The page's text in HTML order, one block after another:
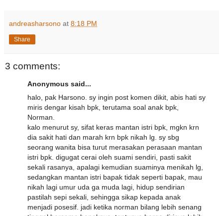
andreasharsono at 8:18 PM
Share
3 comments:
Anonymous said...
halo, pak Harsono. sy ingin post komen dikit, abis hati sy
miris dengar kisah bpk, terutama soal anak bpk,
Norman.
kalo menurut sy, sifat keras mantan istri bpk, mgkn krn
dia sakit hati dan marah krn bpk nikah lg. sy sbg
seorang wanita bisa turut merasakan perasaan mantan
istri bpk. digugat cerai oleh suami sendiri, pasti sakit
sekali rasanya, apalagi kemudian suaminya menikah lg,
sedangkan mantan istri bapak tidak seperti bapak, mau
nikah lagi umur uda ga muda lagi, hidup sendirian
pastilah sepi sekali, sehingga sikap kepada anak
menjadi posesif. jadi ketika norman bilang lebih senang